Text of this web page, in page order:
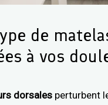
de
à vos
dorsales perturbent